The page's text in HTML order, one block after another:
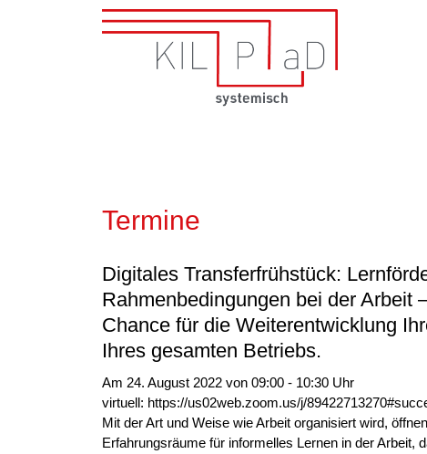
Termine
Digitales Transferfrühstück:
Rahmenbedingungen bei der Arbeit
Chance für die Weiterentwicklung
Ihres gesamten Betriebs.
Am 24. August 2022 von 09:00 - 10:30 Uhr
virtuell: https://us02web.zoom.us/j/
Mit der Art und Weise wie Arbeit organisiert wird,
Erfahrungsräume für informelles Lernen in der Arbeit,